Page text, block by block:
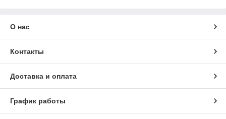
О нас
Контакты
Доставка и оплата
График работы